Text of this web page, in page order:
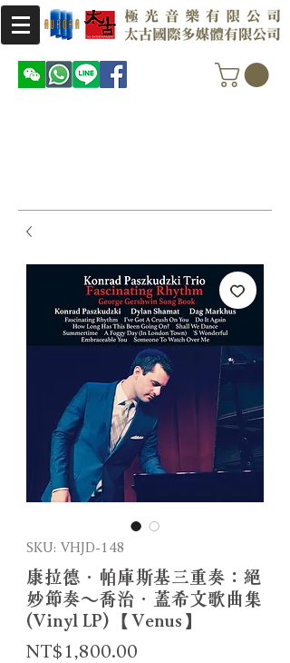
SKU: VHJD-148
康拉德．帕庫斯基三重奏：絕
妙節奏～喬治．蓋希文歌曲集
(Vinyl LP) 【Venus】
NT$1,800.00